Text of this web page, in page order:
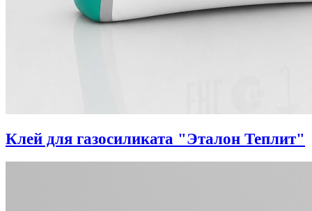
Клей для газосиликата "Эталон Теплит"